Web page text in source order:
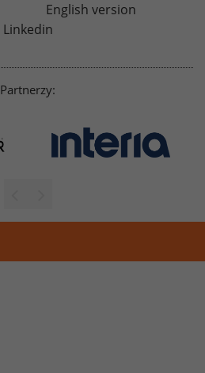
English version
Linkedin
Partnerzy: